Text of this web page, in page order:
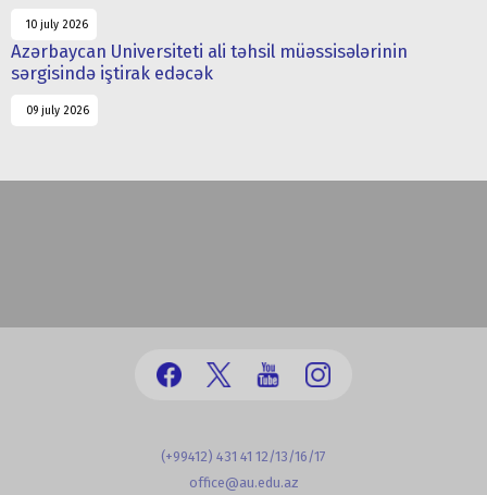
10 july 2026
Azərbaycan Universiteti ali təhsil müəssisələrinin
sərgisində iştirak edəcək
09 july 2026
(+99412) 431 41 12/13/16/17
office@au.edu.az